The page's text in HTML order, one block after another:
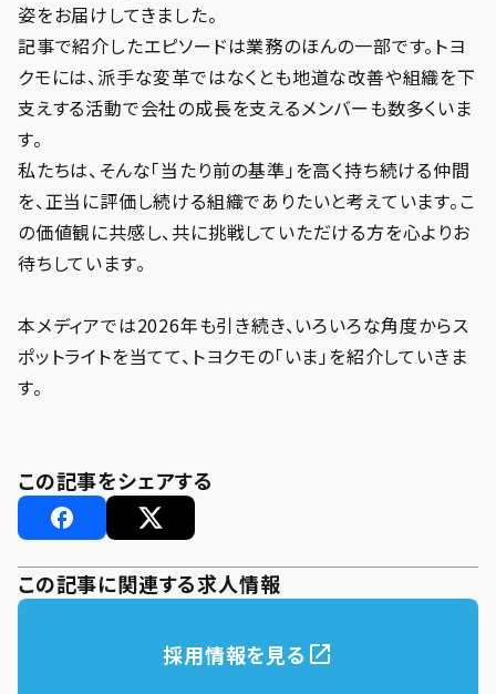
姿をお届けしてきました。
記事で紹介したエピソードは業務のほんの一部です。トヨ
クモには、派手な変革ではなくとも地道な改善や組織を下
支えする活動で会社の成長を支えるメンバーも数多くいま
す。
私たちは、そんな「当たり前の基準」を高く持ち続ける仲間
を、正当に評価し続ける組織でありたいと考えています。こ
の価値観に共感し、共に挑戦していただける方を心よりお
待ちしています。
本メディアでは2026年も引き続き、いろいろな角度からス
ポットライトを当てて、トヨクモの「いま」を紹介していきま
す。
この記事をシェアする
この記事に関連する求人情報
採用情報を見る